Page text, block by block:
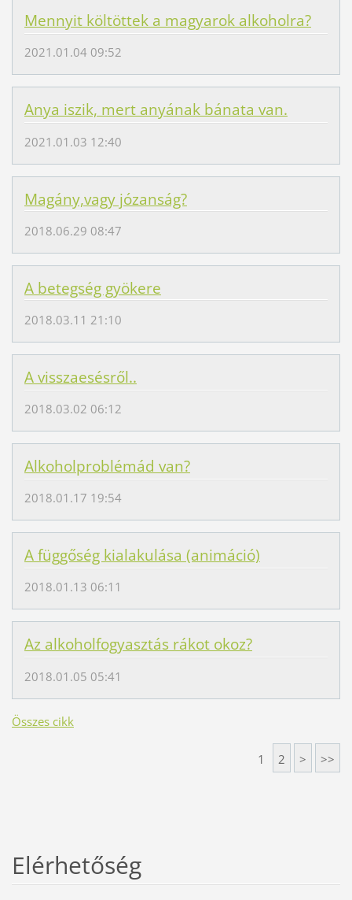
Mennyit költöttek a magyarok alkoholra?
2021.01.04 09:52
Anya iszik, mert anyának bánata van.
2021.01.03 12:40
Magány,vagy józanság?
2018.06.29 08:47
A betegség gyökere
2018.03.11 21:10
A visszaesésről..
2018.03.02 06:12
Alkoholproblémád van?
2018.01.17 19:54
A függőség kialakulása (animáció)
2018.01.13 06:11
Az alkoholfogyasztás rákot okoz?
2018.01.05 05:41
Összes cikk
1 2 > >>
Elérhetőség